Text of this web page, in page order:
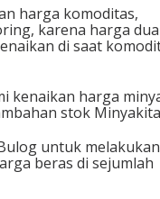
harga komoditas,
karena harga dua
di saat
kenaikan harga
stok
untuk melakukan
beras di sejumlah